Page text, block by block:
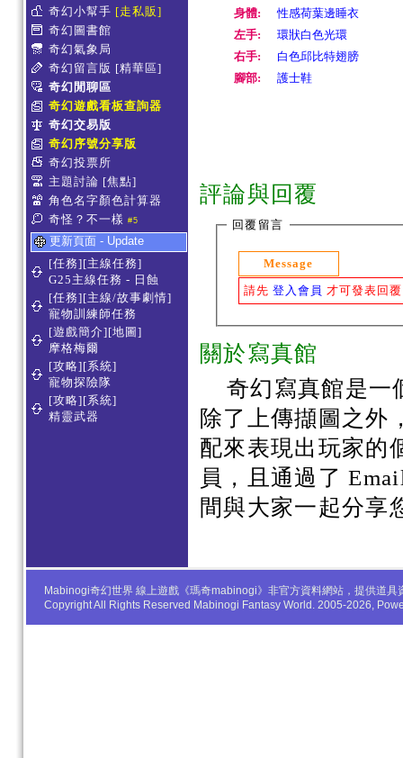
奇幻小幫手 [走私販]
奇幻圖書館
奇幻氣象局
奇幻留言版 [精華區]
奇幻閒聊區
奇幻遊戲看板查詢器
奇幻交易版
奇幻序號分享版
奇幻投票所
主題討論 [焦點]
角色名字顏色計算器
奇怪？不一樣 #5
更新頁面 - Update
[任務][主線任務]
G25主線任務 - 日蝕
[任務][主線/故事劇情]
寵物訓練師任務
[遊戲簡介][地圖]
摩格梅爾
[攻略][系統]
寵物探險隊
[攻略][系統]
精靈武器
身體:
性感荷葉邊睡衣
左手:
環狀白色光環
右手:
白色邱比特翅膀
腳部:
護士鞋
評論與回覆
回覆留言
Message
請先 登入會員 才可發表回
關於寫真館
奇幻寫真館是一
除了上傳擷圖之外
配來表現出玩家的
員，且通過了
間與大家一起分享
Mabinogi奇幻世界 線上遊戲《瑪奇mabinogi》非官方資料網站，提供道
Copyright All Rights Reserved Mabinogi Fantasy World. 2005-2026,